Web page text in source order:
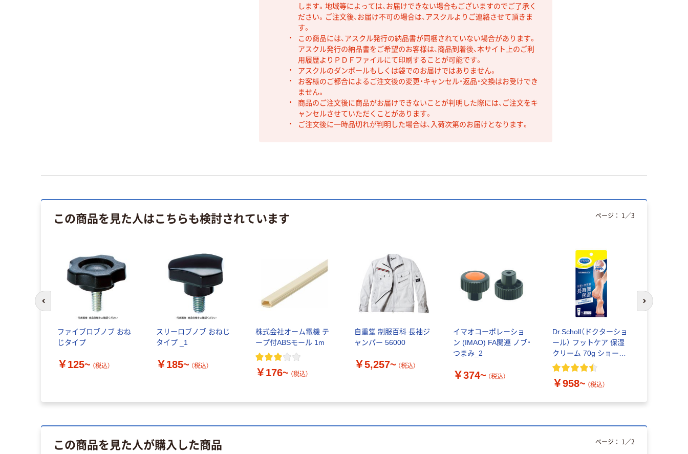
します。地域等によっては、お届けできない場合もございますのでご了承く
ださい。ご注文後、お届け不可の場合は、アスクルよりご連絡させて頂きま
す。
この商品には、アスクル発行の納品書が同梱されていない場合があります。
アスクル発行の納品書をご希望のお客様は、商品到着後、本サイト上のご利
用履歴よりＰＤＦファイルにて印刷することが可能です。
アスクルのダンボールもしくは袋でのお届けではありません。
お客様のご都合によるご注文後の変更・キャンセル・返品・交換はお受けでき
ません。
商品のご注文後に商品がお届けできないことが判明した際には、ご注文をキ
ャンセルさせていただくことがあります。
ご注文後に一時品切れが判明した場合は、入荷次第のお届けとなります。
この商品を見た人はこちらも検討されています
ファイブロブノブ おね
じタイプ
￥125~ （税込）
スリーロブノブ おねじ
タイプ _1
￥185~ （税込）
株式会社オーム電機 テ
ープ付ABSモール 1m
￥176~ （税込）
自重堂 制服百科 長袖ジ
ャンパー 56000
￥5,257~ （税込）
イマオコーポレーショ
ン (IMAO) FA関連 ノブ・
つまみ_2
￥374~ （税込）
Dr.Scholl（ドクターショ
ール） フットケア 保湿
クリーム 70g ショール
ズウェルネスカンパニ
￥958~ （税込）
ページ： 1 ／3
前のスライドへ 次のスライド
この商品を見た人が購入した商品 ページ： 1 ／2